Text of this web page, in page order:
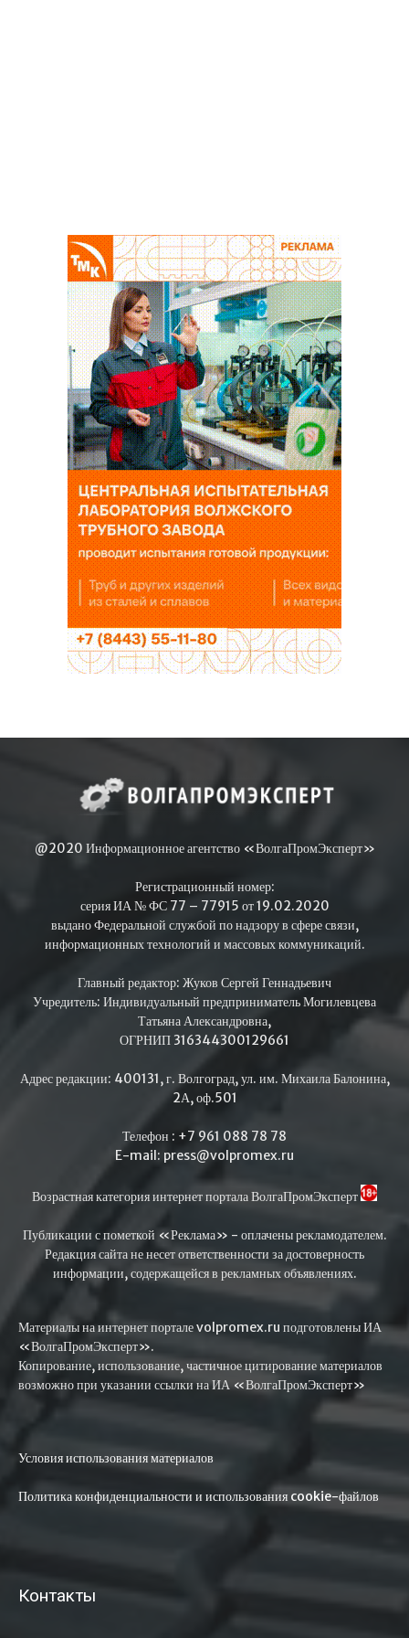
@2020 Информационное агентство «ВолгаПромЭксперт»
Регистрационный номер:
серия ИА № ФС 77 – 77915 от 19.02.2020
выдано Федеральной службой по надзору в сфере связи,
информационных технологий и массовых коммуникаций.
Главный редактор: Жуков Сергей Геннадьевич
Учредитель: Индивидуальный предприниматель Могилевцева
Татьяна Александровна,
ОГРНИП 316344300129661
Адрес редакции: 400131, г. Волгоград, ул. им. Михаила Балонина,
2А, оф.501
Телефон : +7 961 088 78 78
E-mail: press@volpromex.ru
Возрастная категория интернет портала ВолгаПромЭксперт
Публикации с пометкой «Реклама» - оплачены рекламодателем.
Редакция сайта не несет ответственности за достоверность
информации, содержащейся в рекламных объявлениях.
Материалы на интернет портале volpromex.ru подготовлены ИА
«ВолгаПромЭксперт».
Копирование, использование, частичное цитирование материалов
возможно при указании ссылки на ИА «ВолгаПромЭксперт»
Условия использования материалов
Политика конфиденциальности и использования cookie-файлов
Контакты